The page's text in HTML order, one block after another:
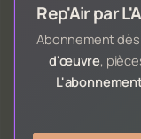
Rep'Air par
Abonnement dès
d'œuvre,